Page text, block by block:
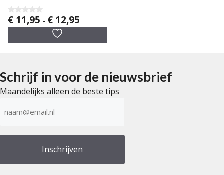
0
v
5
€ 11,95 - € 12,95
€ 11,95
Schrijf in voor de nieuwsbrief
Maandelijks alleen de beste tips
mailadres